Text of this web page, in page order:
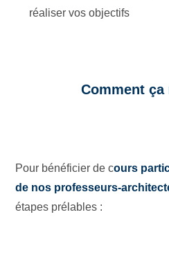
réaliser vos objectifs
Comment ça
Pour bénéficier de cours
de nos professeurs-
étapes prélables :